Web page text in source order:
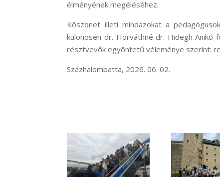
élményének megéléséhez.
Köszönet illeti mindazokat a
különösen dr. Horváthné dr. Hidegh
résztvevők egyöntetű véleménye szerint:
Százhalombatta, 2026. 06. 02.